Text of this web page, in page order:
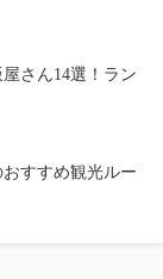
さん14選！ラン
すすめ観光ルー